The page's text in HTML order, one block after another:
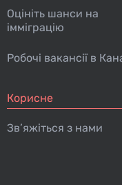
Оцініть шанси на
імміграцію
Робочі вакансії в
Корисне
Зв’яжіться з нами